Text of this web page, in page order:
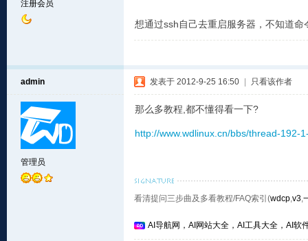
注册会员
想通过ssh自己去重启服务器，不知道
admin
管理员
发表于 2012-9-25 16:50 只看该作者
那么多教程,都不懂得看一下?
http://www.wdlinux.cn/bbs/thread-192-
看清提问三步曲及多看教程/FAQ索引(wdcp,v3,
AI导航网，AI网站大全，AI工具大全，AI软